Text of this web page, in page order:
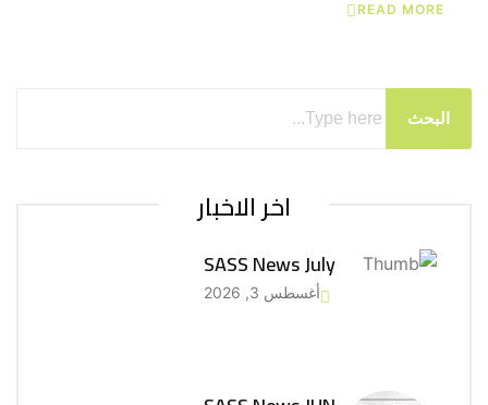
READ MORE
البحث
اخر الاخبار
SASS News July
أغسطس 3, 2026